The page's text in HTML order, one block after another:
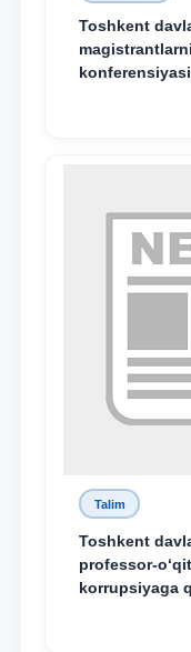
Toshkent
Talim
Toshkent
professor-
korrupsiyaga
amalga